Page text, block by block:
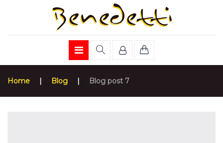
Home | Blog | Blog post 7